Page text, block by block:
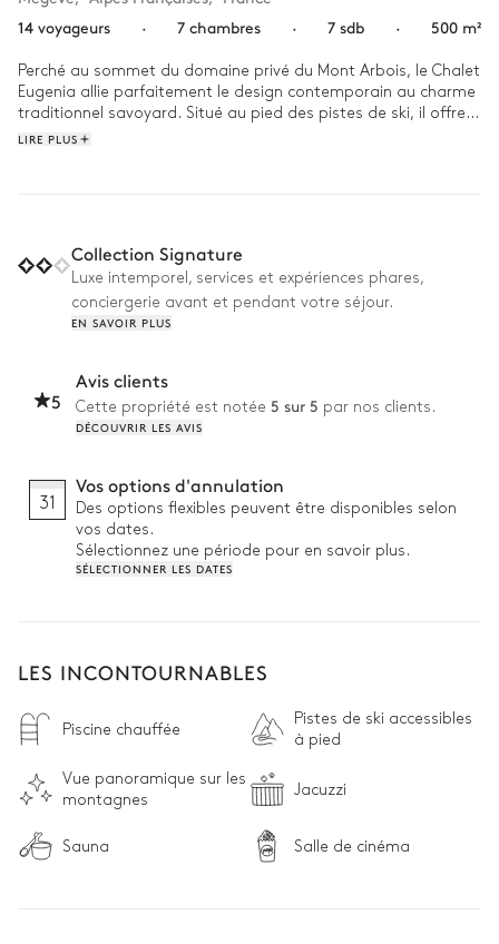
14 voyageurs
· 7 chambres · 7 sdb · 500 m²
Perché au sommet du domaine privé du Mont Arbois, le Chalet
Eugenia allie parfaitement le design contemporain au charme
traditionnel savoyard. Situé au pied des pistes de ski, il offre
un accès inégalé au ski de classe mondiale tout en offrant le
chaleur de la cheminée. Plus tard, détendez-vous dans le spa
ou rafraîchissez-vous dans la piscine intérieure. À la tombée
de la nuit, installez-vous pour une soirée cinéma confortable
dans la salle de cinéma privée.
LIRE PLUS
Collection Signature
Luxe intemporel, services et expériences phares,
conciergerie avant et pendant votre séjour.
EN SAVOIR PLUS
5
Avis clients
Cette propriété est notée 5 sur 5 par nos clients.
DÉCOUVRIR LES AVIS
31
Vos options d'annulation
Des options flexibles peuvent être disponibles selon
vos dates.
Sélectionnez une période pour en savoir plus.
SÉLECTIONNER LES DATES
LES INCONTOURNABLES
Piscine chauffée
Pistes de ski accessibles
à pied
Vue panoramique sur les
montagnes
Jacuzzi
Sauna Salle de cinéma